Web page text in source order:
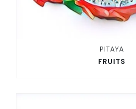
PITAYA
FRUITS